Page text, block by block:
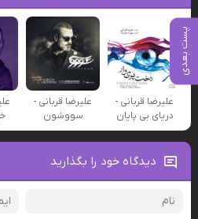
پست بعدی
علیرضا قربانی -
دریای بی پایان
علیرضا قربانی -
سووشون
دیدگاه خود را بگذارید